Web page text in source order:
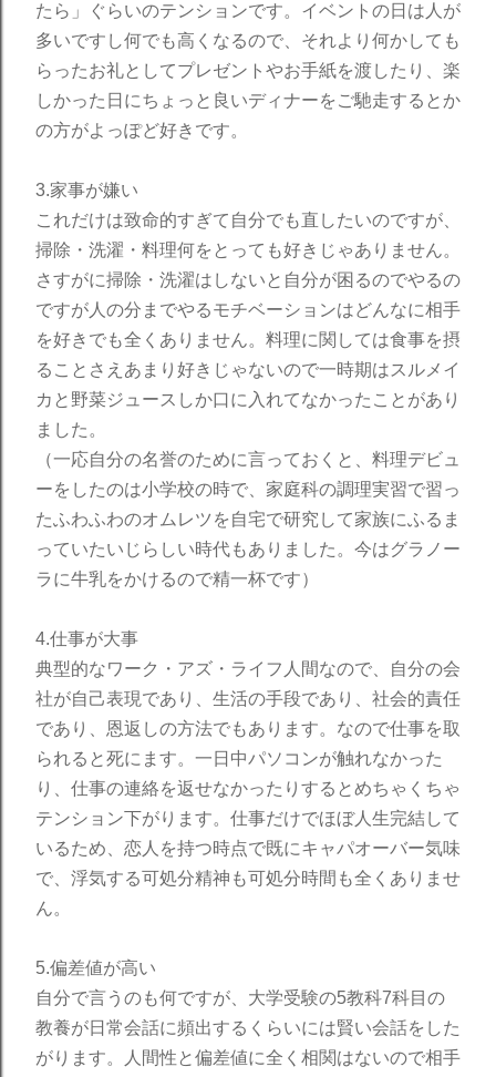
たら」ぐらいのテンションです。イベントの日は人が
多いですし何でも高くなるので、それより何かしても
らったお礼としてプレゼントやお手紙を渡したり、楽
しかった日にちょっと良いディナーをご馳走するとか
の方がよっぽど好きです。
3.家事が嫌い
これだけは致命的すぎて自分でも直したいのですが、
掃除・洗濯・料理何をとっても好きじゃありません。
さすがに掃除・洗濯はしないと自分が困るのでやるの
ですが人の分までやるモチベーションはどんなに相手
を好きでも全くありません。料理に関しては食事を摂
ることさえあまり好きじゃないので一時期はスルメイ
カと野菜ジュースしか口に入れてなかったことがあり
ました。
（一応自分の名誉のために言っておくと、料理デビュ
ーをしたのは小学校の時で、家庭科の調理実習で習っ
たふわふわのオムレツを自宅で研究して家族にふるま
っていたいじらしい時代もありました。今はグラノー
ラに牛乳をかけるので精一杯です）
4.仕事が大事
典型的なワーク・アズ・ライフ人間なので、自分の会
社が自己表現であり、生活の手段であり、社会的責任
であり、恩返しの方法でもあります。なので仕事を取
られると死にます。一日中パソコンが触れなかった
り、仕事の連絡を返せなかったりするとめちゃくちゃ
テンション下がります。仕事だけでほぼ人生完結して
いるため、恋人を持つ時点で既にキャパオーバー気味
で、浮気する可処分精神も可処分時間も全くありませ
ん。
5.偏差値が高い
自分で言うのも何ですが、大学受験の5教科7科目の
教養が日常会話に頻出するくらいには賢い会話をした
がります。人間性と偏差値に全く相関はないので相手